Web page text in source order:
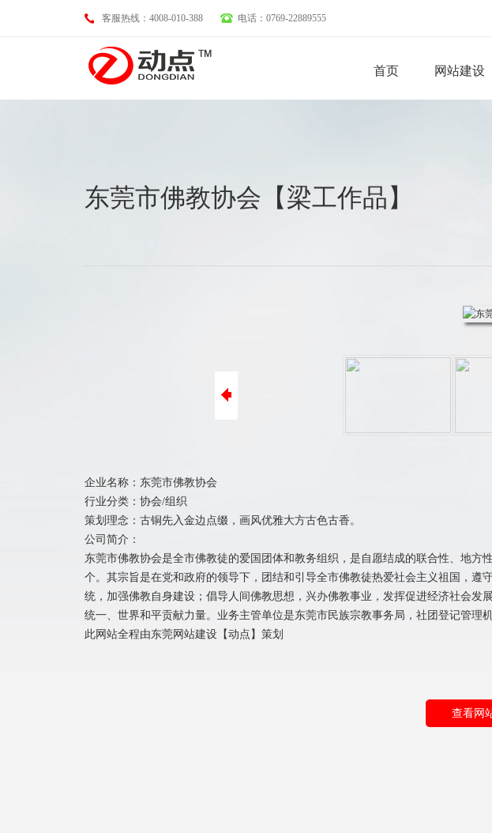
客服热线：4008-010-388 电话：0769-22889555
首页 网站建设
行业（门户）网站建设
东莞市佛教协会【梁工作品】
企业名称：东莞市佛教协会
行业分类：协会/组织
策划理念：古铜先入金边点缀，画风优雅大方古色古香。
公司简介：
东莞市佛教协会是全市佛教徒的爱国团体和教务组织，是自愿结成的联合性、地
个。其宗旨是在党和政府的领导下，团结和引导全市佛教徒热爱社会主义祖国，
统，加强佛教自身建设；倡导人间佛教思想，兴办佛教事业，发挥促进经济社会
统一、世界和平贡献力量。业务主管单位是东莞市民族宗教事务局，社团登记管理
此网站全程由东莞网站建设 【动点 】策划
查看网